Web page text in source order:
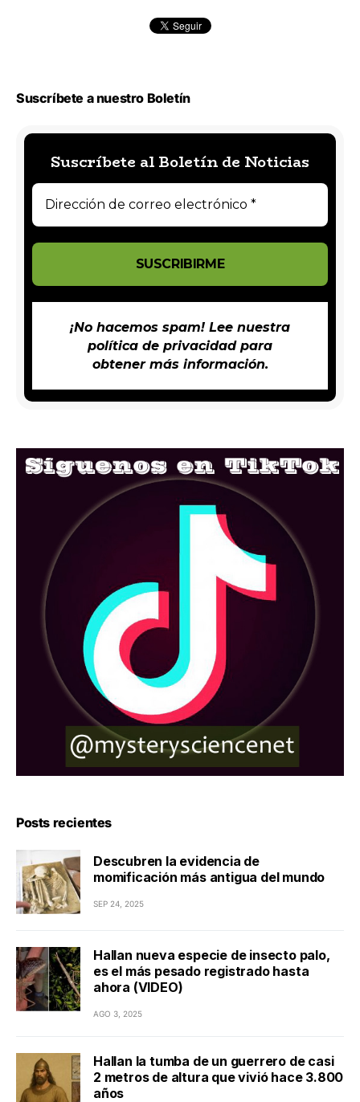
Suscríbete a nuestro Boletín
Suscríbete al Boletín de Noticias
¡No hacemos spam! Lee nuestra
política de privacidadpara
obtener más información.
Posts recientes
Descubren la evidencia de
momificación más antigua del mundo
SEP 24, 2025
Hallan nueva especie de insecto palo,
es el más pesado registrado hasta
ahora (VIDEO)
AGO 3, 2025
Hallan la tumba de un guerrero de casi
2 metros de altura que vivió hace 3.800
años